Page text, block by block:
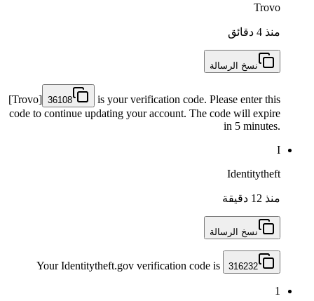
Trovo
منذ 4 دقائق
نسخ الرسالة
[Trovo] 36108
is your verification code. Please enter this
code to continue updating your account. The code will expire
in 5 minutes.
I
Identitytheft
منذ 12 دقيقة
نسخ الرسالة
Your Identitytheft.gov verification code is 316232
1